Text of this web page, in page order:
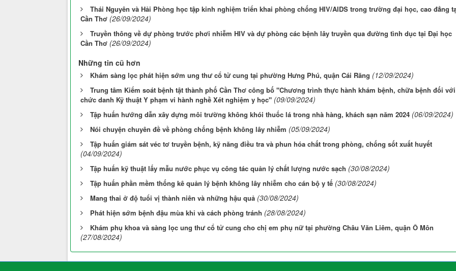
Thái Nguyên và Hải Phòng học tập kinh nghiệm triển khai phòng chống HIV/AIDS trong trường đại học, cao đẳng
Cần Thơ (26/09/2024)
Truyền thông về dự phòng trước phơi nhiễm HIV và dự phòng các bệnh lây truyền qua đường tình dục tại Đại học
Cần Thơ (26/09/2024)
Những tin cũ hơn
Khám sàng lọc phát hiện sớm ung thư cổ tử cung tại phường Hưng Phú, quận Cái Răng (12/09/2024)
Trung tâm Kiểm soát bệnh tật thành phố Cần Thơ công bố "Chương trình thực hành khám bệnh, chữa bệnh đối với
chức danh Kỹ thuật Y phạm vi hành nghề Xét nghiệm y học" (09/09/2024)
Tập huấn hướng dẫn xây dựng môi trường không khói thuốc lá trong nhà hàng, khách sạn năm 2024 (06/09/2024)
Nói chuyện chuyên đề về phòng chống bệnh không lây nhiễm (05/09/2024)
Tập huấn giám sát véc tơ truyền bệnh, kỹ năng điều tra và phun hóa chất trong phòng, chống sốt xuất huyết
(04/09/2024)
Tập huấn kỹ thuật lấy mẫu nước phục vụ công tác quản lý chất lượng nước sạch (30/08/2024)
Tập huấn phần mềm thống kê quản lý bệnh không lây nhiễm cho cán bộ y tế (30/08/2024)
Mang thai ở độ tuổi vị thành niên và những hậu quả (30/08/2024)
Phát hiện sớm bệnh đậu mùa khỉ và cách phòng tránh (28/08/2024)
Khám phụ khoa và sàng lọc ung thư cổ tử cung cho chị em phụ nữ tại phường Châu Văn Liêm, quận Ô Môn
(27/08/2024)